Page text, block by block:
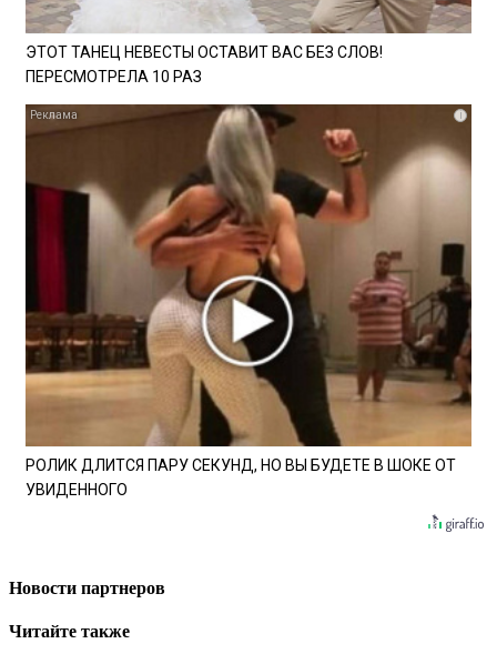
ЭТОТ ТАНЕЦ НЕВЕСТЫ ОСТАВИТ ВАС БЕЗ СЛОВ!
ПЕРЕСМОТРЕЛА 10 РАЗ
i
РОЛИК ДЛИТСЯ ПАРУ СЕКУНД, НО ВЫ БУДЕТЕ В ШОКЕ ОТ
УВИДЕННОГО
Новости партнеров
Читайте также